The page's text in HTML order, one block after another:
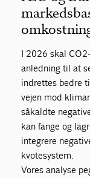
I 2026 skal
anledning til at
indrettes bedre
vejen mod
såkaldte
kan fange og
integrere
kvotesystem.
Vores analyse